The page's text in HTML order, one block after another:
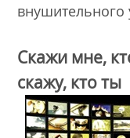
внушительного
Скажи мне,
скажу, кто ты